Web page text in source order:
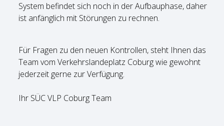
System befindet sich noch in der Aufbauphase, daher
ist anfänglich mit Störungen zu rechnen.
Für Fragen zu den neuen Kontrollen, steht Ihnen das
Team vom Verkehrslandeplatz Coburg wie gewohnt
jederzeit gerne zur Verfügung.
Ihr SÜC VLP Coburg Team